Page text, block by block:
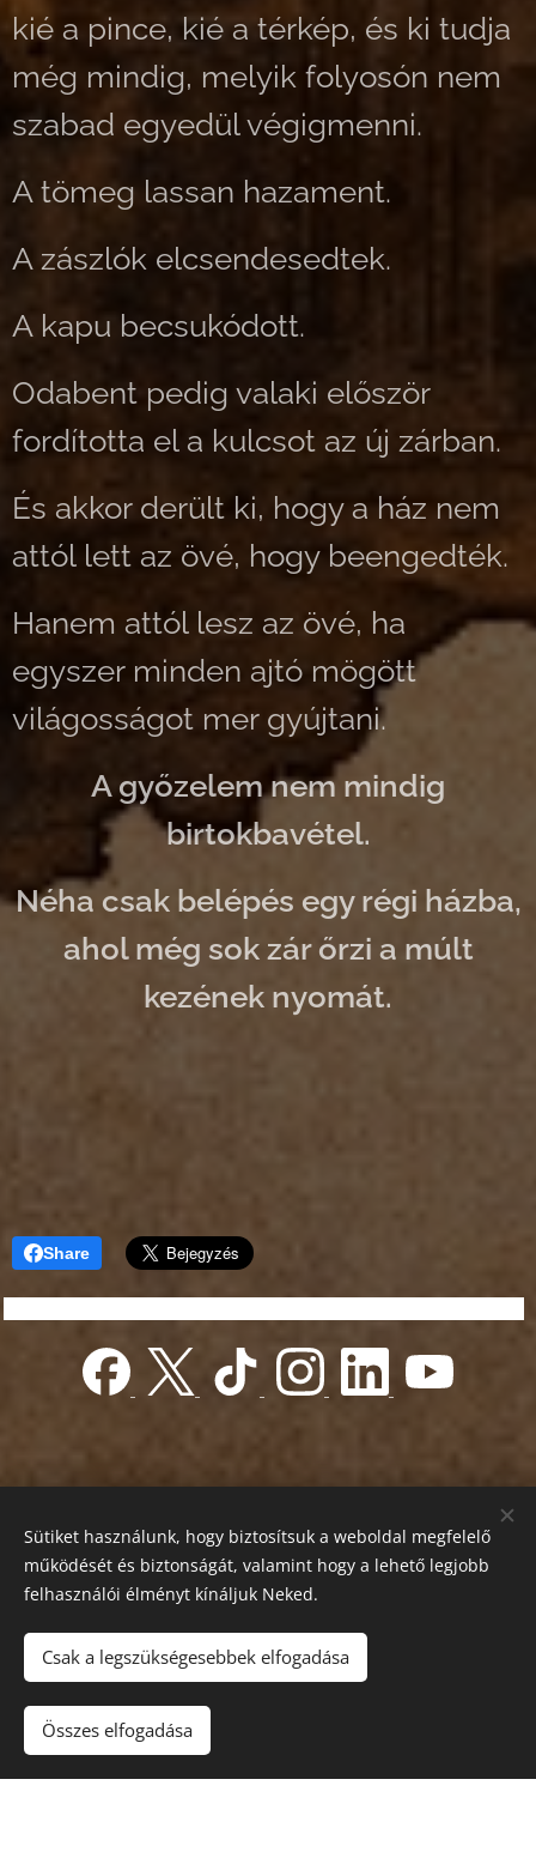
kié a pince, kié a térkép, és ki tudja
még mindig, melyik folyosón nem
szabad egyedül végigmenni.
A tömeg lassan hazament.
A zászlók elcsendesedtek.
A kapu becsukódott.
Odabent pedig valaki először
fordította el a kulcsot az új zárban.
És akkor derült ki, hogy a ház nem
attól lett az övé, hogy beengedték.
Hanem attól lesz az övé, ha
egyszer minden ajtó mögött
világosságot mer gyújtani.
A győzelem nem mindig
birtokbavétel.
Néha csak belépés egy régi házba,
ahol még sok zár őrzi a múlt
kezének nyomát.
Share
Országos azonosító:
0100/60270/2025/2300092318647
Adószám: 19419028-1-43
Webnode
Sütiket használunk, hogy biztosítsuk a weboldal megfelelő
működését és biztonságát, valamint hogy a lehető legjobb
felhasználói élményt kínáljuk Neked.
Csak a legszükségesebbek elfogadása
Összes elfogadása